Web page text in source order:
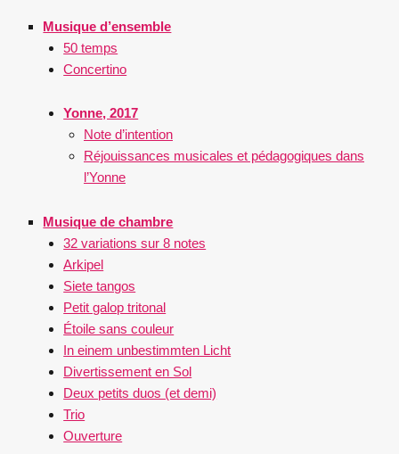
Musique d’ensemble
50 temps
Concertino
Yonne, 2017
Note d’intention
Réjouissances musicales et pédagogiques dans
l’Yonne
Musique de chambre
32 variations sur 8 notes
Arkipel
Siete tangos
Petit galop tritonal
Étoile sans couleur
In einem unbestimmten Licht
Divertissement en Sol
Deux petits duos (et demi)
Trio
Ouverture